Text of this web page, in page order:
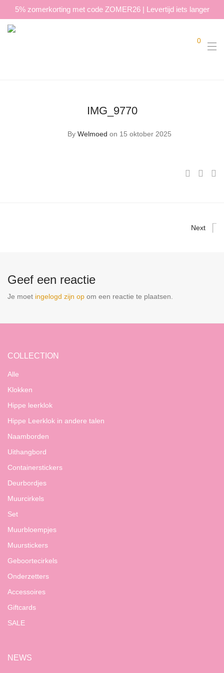
5% zomerkorting met code ZOMER26 | Levertijd iets langer
0
IMG_9770
By Welmoed on 15 oktober 2025
Next
Geef een reactie
Je moet ingelogd zijn op om een reactie te plaatsen.
COLLECTION
Alle
Klokken
Hippe leerklok
Hippe Leerklok in andere talen
Naamborden
Uithangbord
Containerstickers
Deurbordjes
Muurcirkels
Set
Muurbloempjes
Muurstickers
Geboortecirkels
Onderzetters
Accessoires
Giftcards
SALE
NEWS